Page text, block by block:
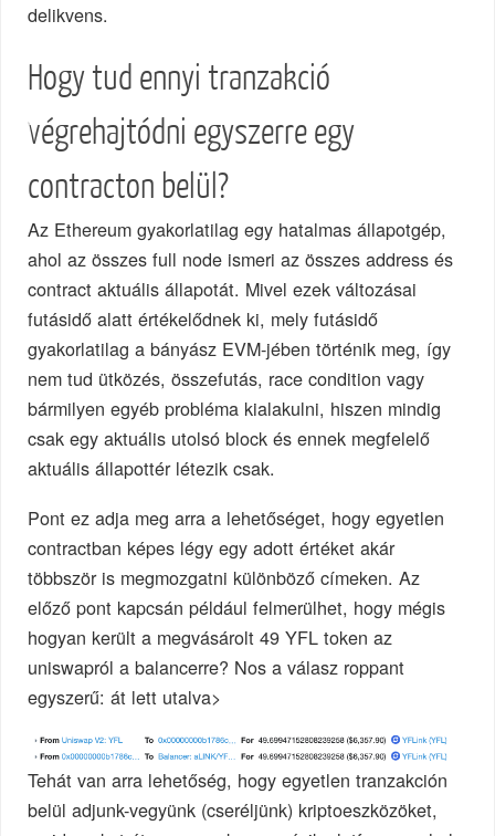
delikvens.
Hogy tud ennyi tranzakció
végrehajtódni egyszerre egy
contracton belül?
Az Ethereum gyakorlatilag egy hatalmas állapotgép,
ahol az összes full node ismeri az összes address és
contract aktuális állapotát. Mivel ezek változásai
futásidő alatt értékelődnek ki, mely futásidő
gyakorlatilag a bányász EVM-jében történik meg, így
nem tud ütközés, összefutás, race condition vagy
bármilyen egyéb probléma kialakulni, hiszen mindig
csak egy aktuális utolsó block és ennek megfelelő
aktuális állapottér létezik csak.
Pont ez adja meg arra a lehetőséget, hogy egyetlen
contractban képes légy egy adott értéket akár
többször is megmozgatni különböző címeken. Az
előző pont kapcsán például felmerülhet, hogy mégis
hogyan került a megvásárolt 49 YFL token az
uniswapról a balancerre? Nos a válasz roppant
egyszerű: át lett utalva>
Tehát van arra lehetőség, hogy egyetlen tranzakción
belül adjunk-vegyünk (cseréljünk) kriptoeszközöket,